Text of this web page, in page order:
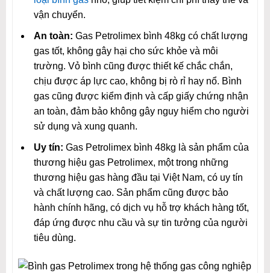
vận chuyển.
An toàn: Gas Petrolimex bình 48kg có chất lượng
gas tốt, không gây hại cho sức khỏe và môi
trường. Vỏ bình cũng được thiết kế chắc chắn,
chịu được áp lực cao, không bị rò rỉ hay nổ. Bình
gas cũng được kiểm định và cấp giấy chứng nhận
an toàn, đảm bảo không gây nguy hiểm cho người
sử dụng và xung quanh.
Uy tín: Gas Petrolimex bình 48kg là sản phẩm của
thương hiệu gas Petrolimex, một trong những
thương hiệu gas hàng đầu tại Việt Nam, có uy tín
và chất lượng cao. Sản phẩm cũng được bảo
hành chính hãng, có dịch vụ hỗ trợ khách hàng tốt,
đáp ứng được nhu cầu và sự tin tưởng của người
tiêu dùng.